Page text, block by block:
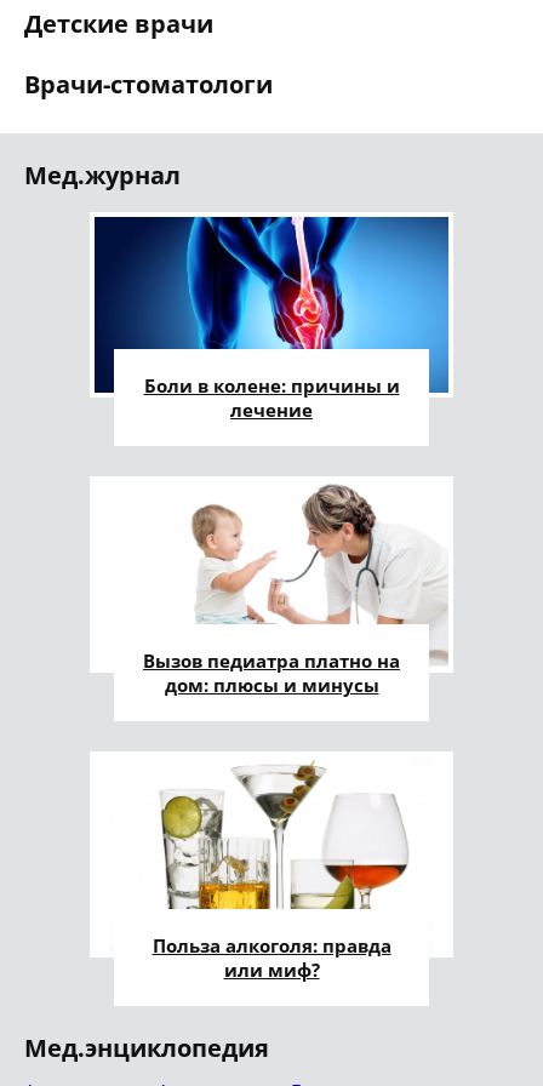
Детские врачи
Врачи-стоматологи
Мед.журнал
Боли в колене: причины и
лечение
Вызов педиатра платно на
дом: плюсы и минусы
Польза алкоголя: правда
или миф?
Мед.энциклопедия